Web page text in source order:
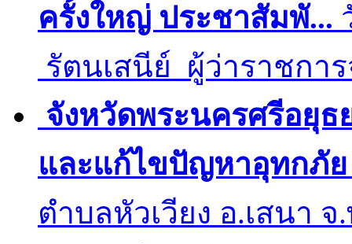
ครั้งใหญ่ ประชาสัมพั...
รัตนเสนีย์ ผู้ว่าราชกา
จังหวัดพระนครศรีอยุธ
และแก้ไขปัญหาอุทกภัย
ตำบลหัวเวียง อ.เสนา